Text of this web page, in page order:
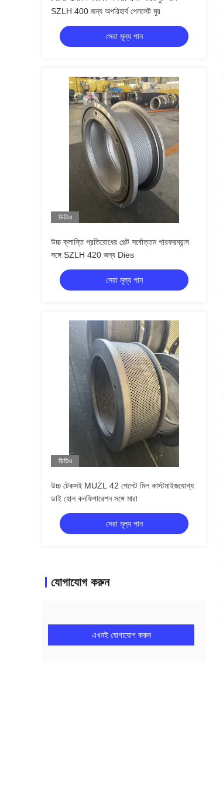
SZLH 400 জন্য অপরিহার্য পেললেট মুর
সেরা মূল্য পান
ভিডিও
উচ্চ ক্লান্তি প্রতিরোধের পেল্ট সর্বোত্তম পারফরম্যান্স
সঙ্গে SZLH 420 জন্য Dies
সেরা মূল্য পান
ভিডিও
উচ্চ টেকসই MUZL 42 পেলেট মিল কাস্টমাইজযোগ্য
ডাই হোল কনফিগারেশন সঙ্গে মারা
সেরা মূল্য পান
যোগাযোগ করুন
এখনই যোগাযোগ করুন